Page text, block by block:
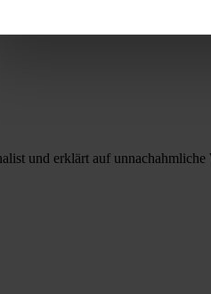
und erklärt auf